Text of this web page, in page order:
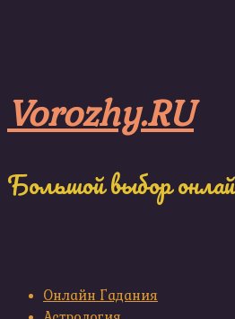
Vorozhy.RU
Большой выбор
Онлайн Гадания